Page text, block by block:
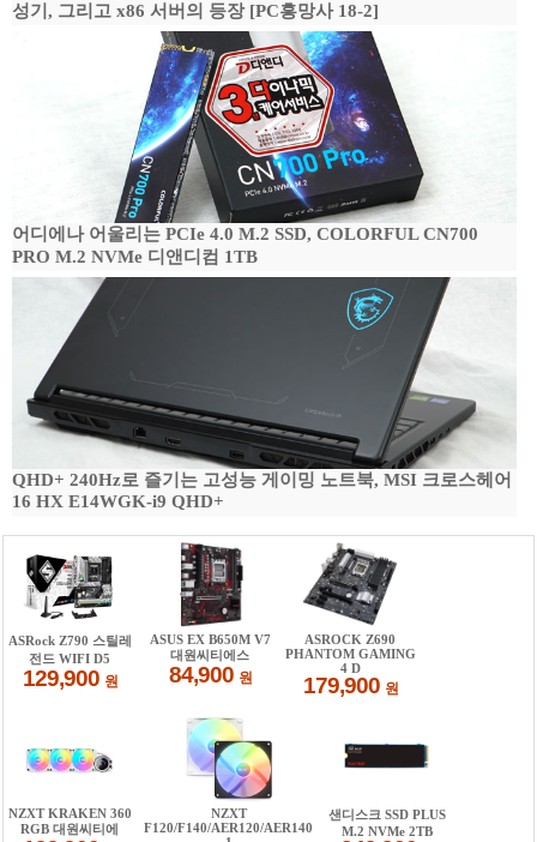
성기, 그리고 x86 서버의 등장 [PC흥망사 18-2]
어디에나 어울리는 PCIe 4.0 M.2 SSD, COLORFUL CN700
PRO M.2 NVMe 디앤디컴 1TB
QHD+ 240Hz로 즐기는 고성능 게이밍 노트북, MSI 크로스헤어
16 HX E14WGK-i9 QHD+